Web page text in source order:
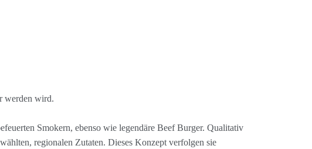
werden wird.
Smokern, ebenso wie legendäre Beef Burger. Qualitativ
regionalen Zutaten. Dieses Konzept verfolgen sie